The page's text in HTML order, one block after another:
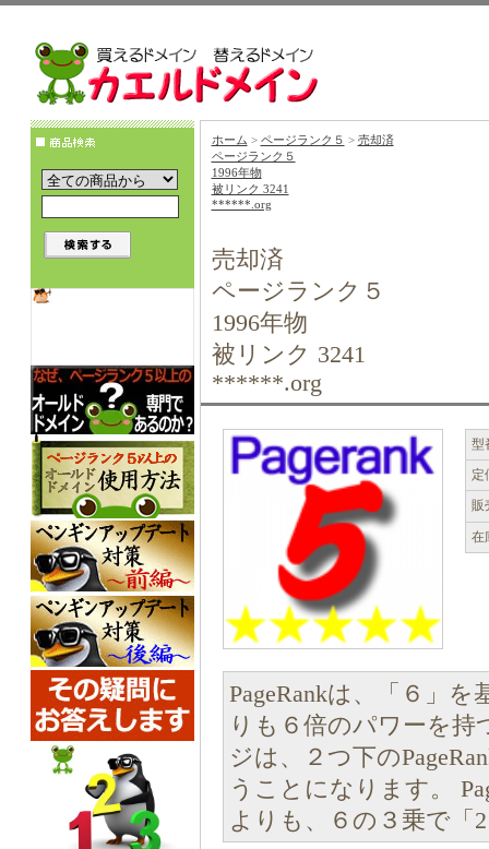
ホーム > ページランク５ > 売却済
ページランク５
1996年物
被リンク 3241
******.org
売却済
ページランク５
1996年物
被リンク 3241
******.org
型
定
販
在
PageRankは、「６」
りも６倍のパワーを持
ジは、２つ下の
うことになります。
よりも、６の３乗で「